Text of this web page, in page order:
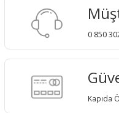
0 850
Kapıda